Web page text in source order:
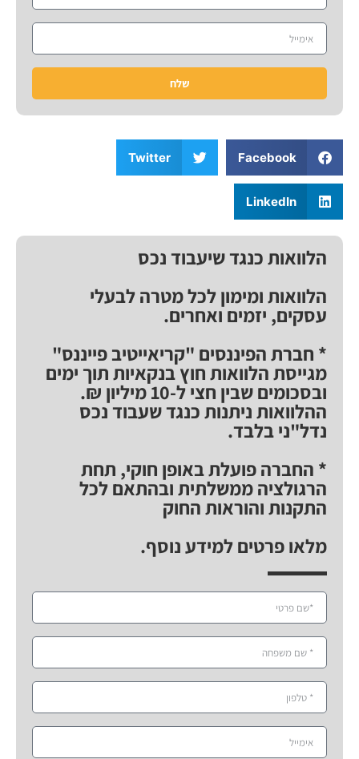
שלח
Facebook
Twitter
LinkedIn
הלוואות כנגד שיעבוד נכס
הלוואות ומימון לכל מטרה לבעלי
עסקים, יזמים ואחרים.
* חברת הפיננסים "קריאייטיב פייננס"
מגייסת הלוואות חוץ בנקאיות תוך ימים
ובסכומים שבין חצי ל-10 מיליון ₪.
ההלוואות ניתנות כנגד שעבוד נכס
נדל"ני בלבד.
* החברה פועלת באופן חוקי, תחת
הרגולציה ממשלתית ובהתאם לכל
התקנות והוראות החוק
מלאו פרטים למידע נוסף.